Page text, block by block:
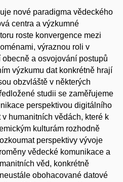
nové paradigma vědeckého
centra a výzkumné
roste konvergence mezi
výraznou roli v
a osvojování postupů
výzkumu dat konkrétně hrají
obzvláště v některých
studii se zaměřujeme
perspektivou digitálního
humanitních vědách, které k
kulturám rozhodně
perspektivy vývoje
vědecké komunikace a
věd, konkrétně
obohacované datové